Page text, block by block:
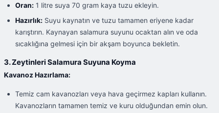
Oran:1 litre suya 70 gram kaya tuzu ekleyin.
Hazırlık:Suyu kaynatın ve tuzu tamamen eriyene kadar
karıştırın. Kaynayan salamura suyunu ocaktan alın ve oda
sıcaklığına gelmesi için bir akşam boyunca bekletin.
3. Zeytinleri Salamura Suyuna Koyma
Kavanoz Hazırlama:
Temiz cam kavanozları veya hava geçirmez kapları kullanın.
Kavanozların tamamen temiz ve kuru olduğundan emin olun.